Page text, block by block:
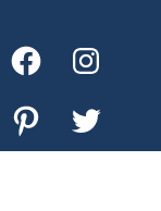
Facebook
PinterestTwitter